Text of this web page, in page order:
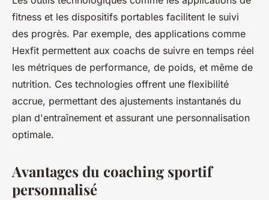
fitness et les dispositifs portables facilitent le suivi
des progrès. Par exemple, des applications comme
Hexfit permettent aux coachs de suivre en temps réel
les métriques de performance, de poids, et même de
nutrition. Ces technologies offrent une flexibilité
accrue, permettant des ajustements instantanés du
plan d'entraînement et assurant une personnalisation
optimale.
Avantages du coaching sportif
personnalisé